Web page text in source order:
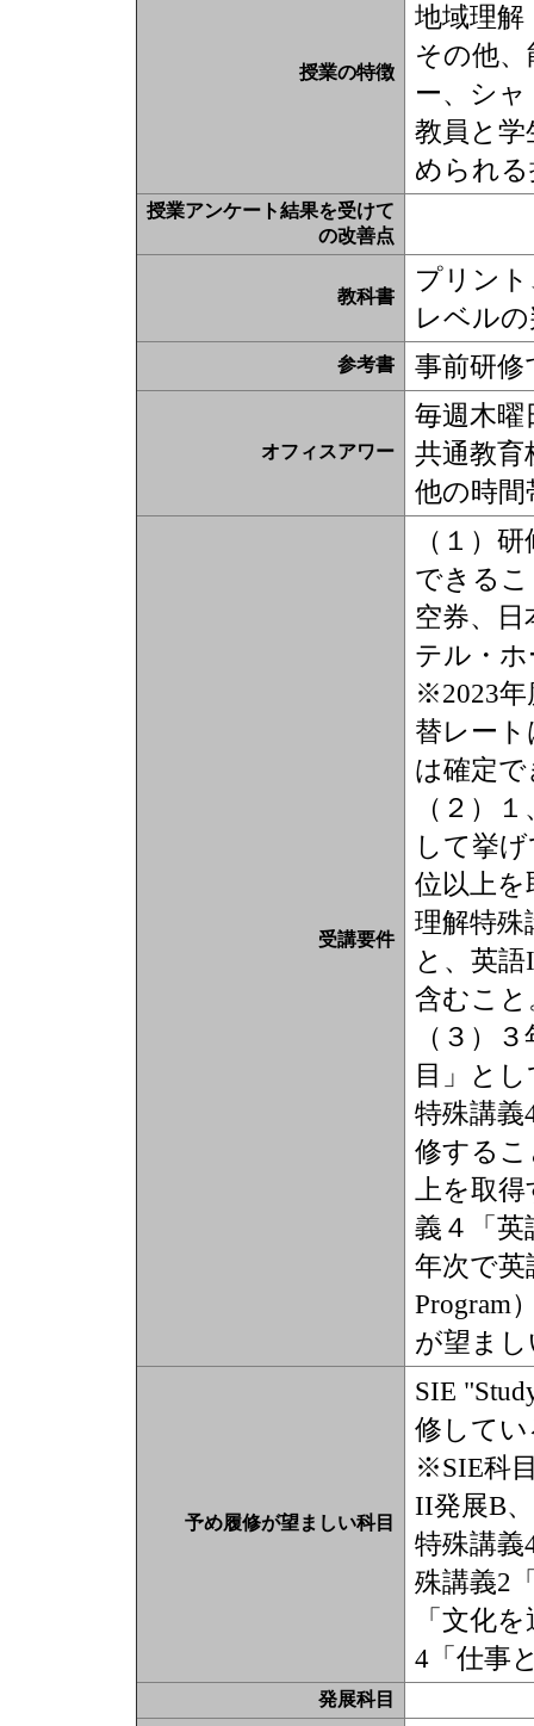
授業の特徴
地域理解
その他
ー、シ
教員と
められ
授業アンケート結果を受けて
の改善点
教科書
プリン
レベル
参考書 事前研修
オフィスアワー
毎週木曜
共通教育
他の時
受講要件
（１）
できる
空券、
テル・
※2023年
替レー
は確定
（２）
して挙
位以上
理解特殊
と、英
含むこと
（３）
目」と
特殊講義
修する
上を取
義４「英
年次で英
Program
が望ま
予め履修が望ましい科目
SIE
修して
※SIE科
II発展B
特殊講義
殊講義2
「文化
4「仕事
発展科目